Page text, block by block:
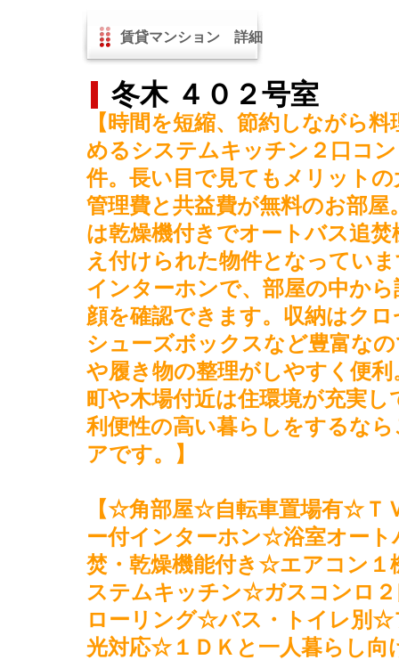
賃貸マンション 詳細
冬木 ４０２号室
【時間を短縮、節約しながら
めるシステムキッチン２口コ
件。長い目で見てもメリット
管理費と共益費が無料のお部屋
は乾燥機付きでオートバス追焚
え付けられた物件となってい
インターホンで、部屋の中から
顔を確認できます。収納はク
シューズボックスなど豊富な
や履き物の整理がしやすく便利
町や木場付近は住環境が充実し
利便性の高い暮らしをするな
アです。】
【☆角部屋☆自転車置場有☆Ｔ
ー付インターホン☆浴室オート
焚・乾燥機能付き☆エアコン
ステムキッチン☆ガスコンロ
ローリング☆バス・トイレ別☆
光対応☆１ＤＫと一人暮らし向